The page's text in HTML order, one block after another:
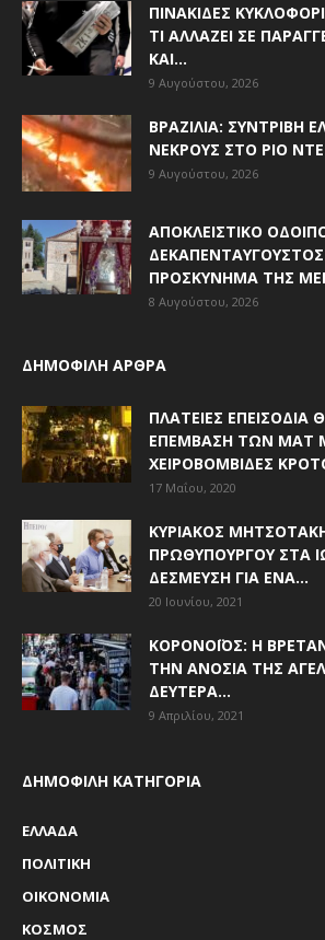
ΠΙΝΑΚΊΔΕΣ
ΤΙ ΑΛΛΆΖΕΙ ΣΕ
ΚΑΙ...
9 Αυγούστου, 2026
ΒΡΑΖΙΛΊΑ: ΣΥΝΤΡΙΒΉ
ΝΕΚΡΟΎΣ ΣΤΟ ΡΊΟ
9 Αυγούστου, 2026
ΑΠΟΚΛΕΙΣΤΙΚΟ
ΔΕΚΑΠΕΝΤΑΎΓΟΥΣΤΟΣ
ΠΡΟΣΚΎΝΗΜΑ ΤΗΣ
8 Αυγούστου, 2026
ΔΗΜΟΦΙΛΗ ΑΡΘΡΑ
ΠΛΑΤΕΊΕΣ ΕΠΕΙΣΌΔΙΑ
ΕΠΈΜΒΑΣΗ ΤΩΝ ΜΑΤ
ΧΕΙΡΟΒΟΜΒΊΔΕΣ
17 Μαΐου, 2020
ΚΥΡΙΆΚΟΣ
ΠΡΩΘΥΠΟΥΡΓΟΎ ΣΤΑ
ΔΈΣΜΕΥΣΗ ΓΙΑ ΈΝΑ...
20 Ιουνίου, 2021
ΚΟΡΟΝΟΪΌΣ: Η
ΤΗΝ ΑΝΟΣΊΑ ΤΗΣ
ΔΕΥΤΈΡΑ...
9 Απριλίου, 2021
ΔΗΜΟΦΙΛΗ ΚΑΤΗΓΟΡΙΑ
ΕΛΛΑΔΑ
ΠΟΛΙΤΙΚΗ
ΟΙΚΟΝΟΜΙΑ
ΚΟΣΜΟΣ